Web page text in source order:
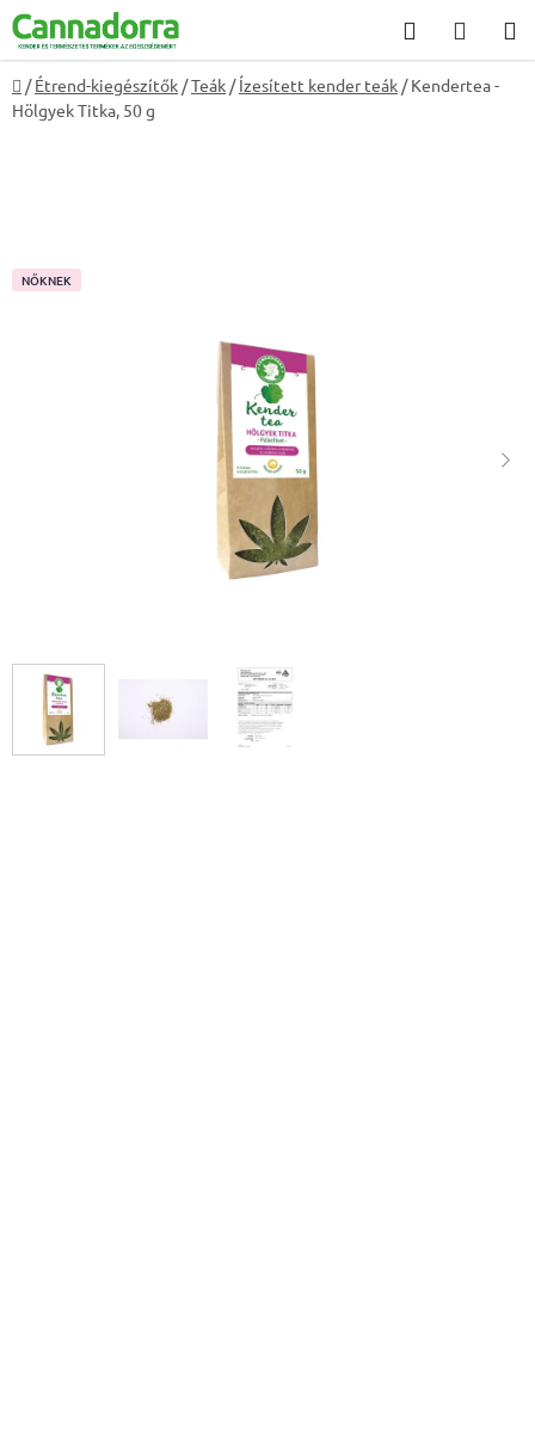
Ugrás
fő
tartalomhoz
Keresés
Kezdőlap
/ Étrend-kiegészítők /Teák / Ízesített kender teák / Kendertea -
Hölgyek Titka, 50 g
NŐKNEK